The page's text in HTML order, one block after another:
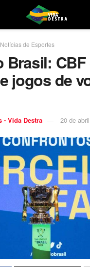
Notícias de Esportes
Brasil:
jogos de
- Vida Destra 20 de